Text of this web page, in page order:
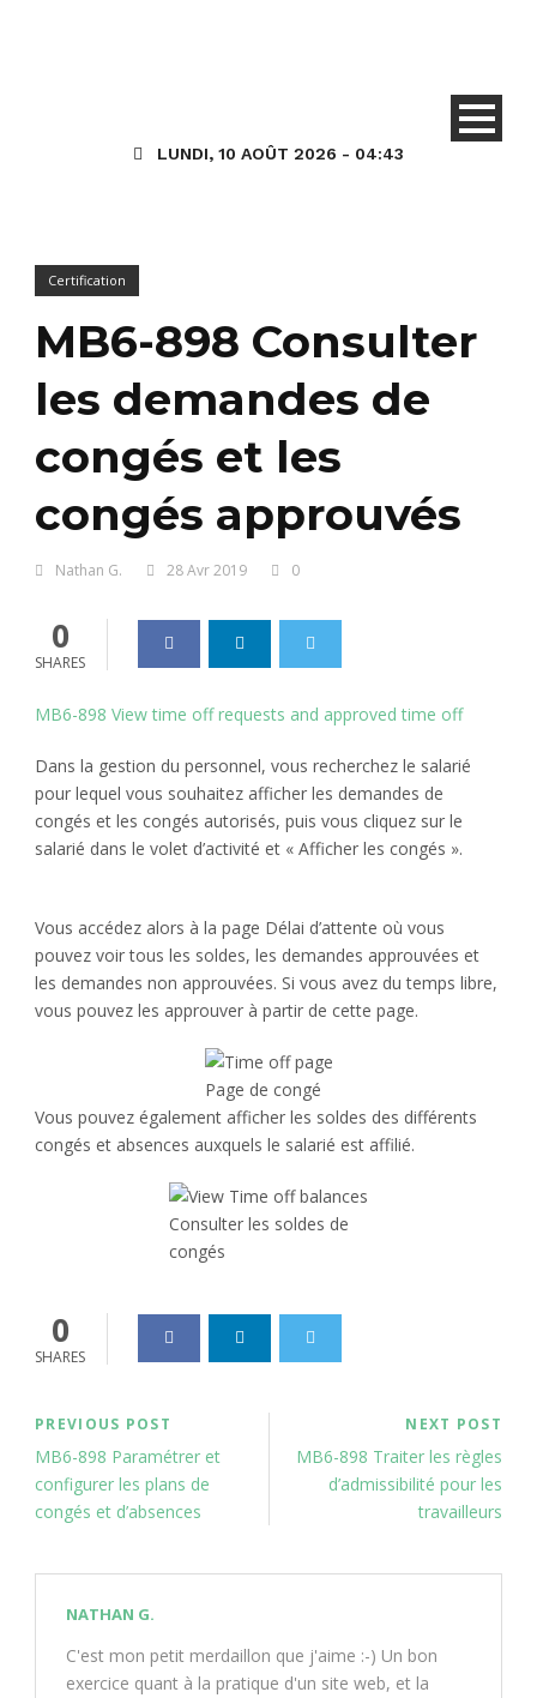
LUNDI, 10 AOÛT 2026 - 04:43
Certification
MB6-898 Consulter
les demandes de
congés et les
congés approuvés
Nathan G. 28 Avr 2019 0
0
SHARES
MB6-898 View time off requests and approved time off
Dans la gestion du personnel, vous recherchez le salarié
pour lequel vous souhaitez afficher les demandes de
congés et les congés autorisés, puis vous cliquez sur le
salarié dans le volet d’activité et « Afficher les congés ».
Vous accédez alors à la page Délai d’attente où vous
pouvez voir tous les soldes, les demandes approuvées et
les demandes non approuvées. Si vous avez du temps libre,
vous pouvez les approuver à partir de cette page.
Page de congé
Vous pouvez également afficher les soldes des différents
congés et absences auxquels le salarié est affilié.
Consulter les soldes de
congés
0
SHARES
PREVIOUS POST
MB6-898 Paramétrer et
configurer les plans de
congés et d’absences
NEXT POST
MB6-898 Traiter les règles
d’admissibilité pour les
travailleurs
NATHAN G.
C'est mon petit merdaillon que j'aime :-) Un bon
exercice quant à la pratique d'un site web, et la